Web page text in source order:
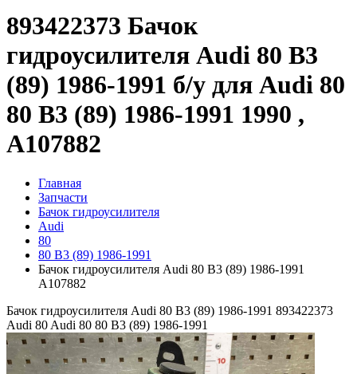
893422373 Бачок
гидроусилителя Audi 80 B3
(89) 1986-1991 б/у для Audi 80
80 B3 (89) 1986-1991 1990 ,
A107882
Главная
Запчасти
Бачок гидроусилителя
Audi
80
80 B3 (89) 1986-1991
Бачок гидроусилителя Audi 80 B3 (89) 1986-1991
A107882
Бачок гидроусилителя Audi 80 B3 (89) 1986-1991 893422373
Audi 80 Audi 80 80 B3 (89) 1986-1991